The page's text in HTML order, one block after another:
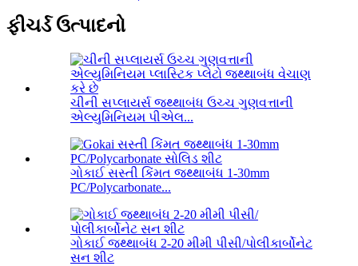
ફીચર્ડ ઉત્પાદનો
ચીની સપ્લાયર્સ જથ્થાબંધ ઉચ્ચ ગુણવત્તાની
એલ્યુમિનિયમ પીએલ...
ગોકાઈ સસ્તી કિંમત જથ્થાબંધ 1-30mm
PC/Polycarbonate...
ગોકાઈ જથ્થાબંધ 2-20 મીમી પીસી/પોલીકાર્બોનેટ
સન શીટ